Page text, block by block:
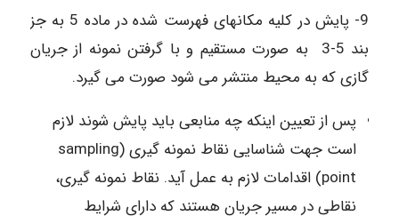
9- پایش در کلیه مکانهای فهرست شده در ماده 5 به جز
بند 5-3 به صورت مستقیم و با گرفتن نمونه از جریان
گازی که به محیط منتشر می شود صورت می گیرد.
پس از تعیین اینکه چه منابعی باید پایش شوند لازم
است جهت شناسایی نقاط نمونه گیری (sampling
point) اقدامات لازم به عمل آید. نقاط نمونه گیری،
نقاطی در مسیر جریان هستند که دارای شرایط